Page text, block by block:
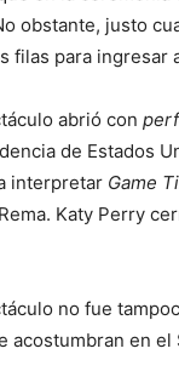
obstante, justo
filas para ingresar
abrió con
de Estados
interpretar Game
Katy Perry
no fue
acostumbran en el